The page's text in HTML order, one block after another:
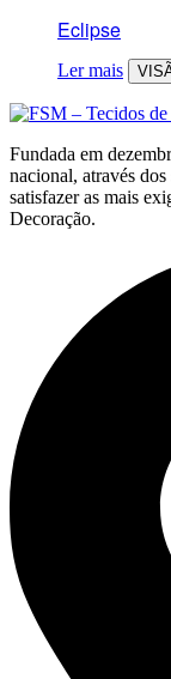
Eclipse
Ler mais
Fundada em
nacional, através
satisfazer as mais
Decoração.